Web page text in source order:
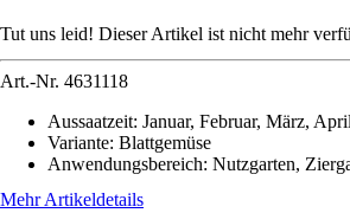
Tut uns leid! Dieser Artikel ist nicht mehr
Art.-Nr. 4631118
Aussaatzeit: Januar, Februar, März,
Variante: Blattgemüse
Anwendungsbereich: Nutzgarten,
Mehr Artikeldetails